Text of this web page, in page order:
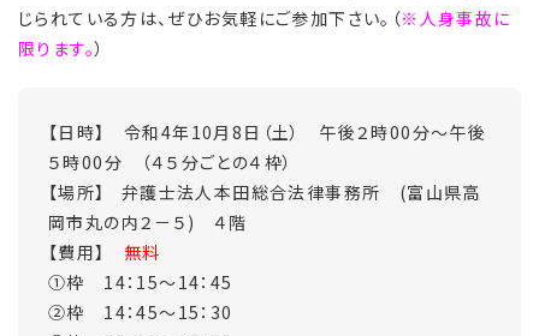
じられている方は、ぜひお気軽にご参加下さい。（※人身事故に
限ります。）
【日時】 令和4年10月8日（土） 午後２時00分～午後
５時00分 （４５分ごとの４枠）
【場所】 弁護士法人本田総合法律事務所 (富山県高
岡市丸の内２－５) ４階
【費用】 無料
①枠 14：15～14：45
②枠 14：45～15：30